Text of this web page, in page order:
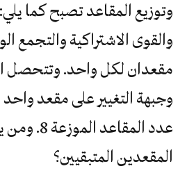
وتوزيع المقاعد تصبح كما
والقوى الاشتراكية والتجمع
مقعدان لكل واحد. وتتحصل
وجبهة التغيير على مقعد
عدد المقاعد
المقعدين المتبقيين؟